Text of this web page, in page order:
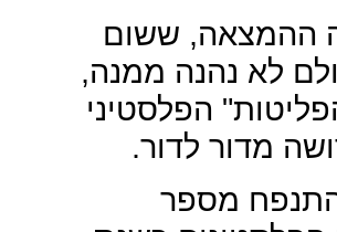
ההמצאה, ששום
לא נהנה ממנה,
הפלסטיני
מדור לדור.
מספר